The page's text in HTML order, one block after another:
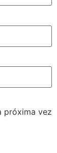
próxima vez